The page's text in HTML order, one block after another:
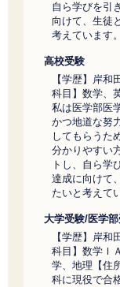
自ら学びを引
向けて、生徒
考えています。
高校受験
【学歴】岸
科目】数学、
私は医学部医
かつ地道な努
してもらうた
分かりやすい
トし、自ら学
達成に向けて
たいと考えて
大学受験/医学
【学歴】岸
科目】数学Ｉ
学、地理【住
科に現役で合